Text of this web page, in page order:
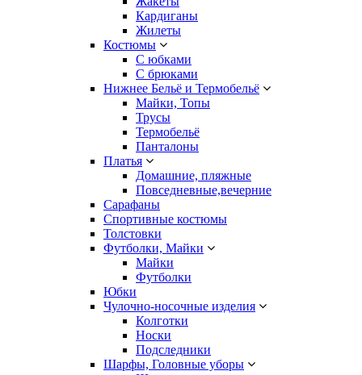
Кардиганы
Жилеты
Костюмы
С юбками
С брюками
Нижнее Бельё и Термобельё
Майки, Топы
Трусы
Термобельё
Панталоны
Платья
Домашние, пляжные
Повседневные,вечерние
Сарафаны
Спортивные костюмы
Толстовки
Футболки, Майки
Майки
Футболки
Юбки
Чулочно-носочные изделия
Колготки
Носки
Подследники
Шарфы, Головные уборы